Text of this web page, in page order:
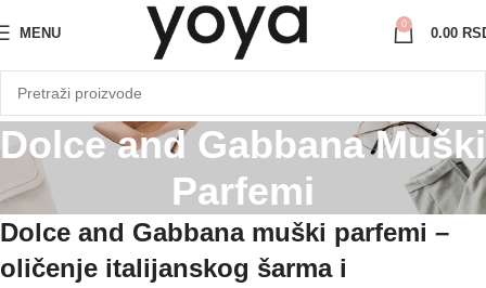
MENU
0
0.00
Dolce and Gabbana Muški
Parfemi
Dolce and Gabbana muški parfemi –
oličenje italijanskog šarma i